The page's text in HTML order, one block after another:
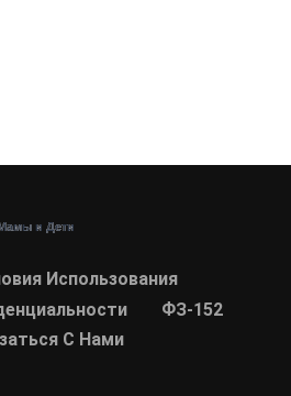
Использования
ФЗ-152
С Нами